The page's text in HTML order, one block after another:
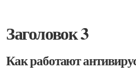
Заголовок 3
Как работают